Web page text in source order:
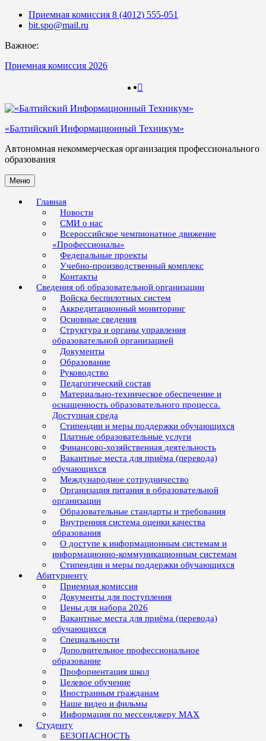
Skip
Приемная комиссия 8 (4012) 555-051
bit.spo@mail.ru
Важное:
Приемная комиссия 2026
«Балтийский Информационный Техникум»
Автономная некоммерческая организация профессионального
образования
Меню
Главная
Новости
СМИ о нас
Всероссийское чемпионатное движение
«Профессионалы»
Федеральные проекты
Учебно-производственный комплекс
Контакты
Сведения об образовательной организации
Войска беспилотных систем
Аккредитационный мониторинг
Основные сведения
Структура и органы управления
образовательной организацией
Документы
Образование
Руководство
Педагогический состав
Материально-техническое обеспечение и
оснащенность образовательного процесса.
Доступная среда
Стипендии и меры поддержки обучающихся
Платные образовательные услуги
Финансово-хозяйственная деятельность
Вакантные места для приёма (перевода)
обучающихся
Международное сотрудничество
Организация питания в образовательной
организации
Образовательные стандарты и требования
Внутренняя система оценки качества
образования
О доступе к информационным системам и
информационно-коммуникационным системам
Стипендии и меры поддержки обучающихся
Абитуриенту
Приемная комиссия
Документы для поступления
Цены для набора 2026
Вакантные места для приёма (перевода)
обучающихся
Специальности
Дополнительное профессиональное
образование
Профориентация школ
Целевое обучение
Иностранным гражданам
Наше видео и фильмы
Информация по мессенджеру MAX
Студенту
БЕЗОПАСНОСТЬ